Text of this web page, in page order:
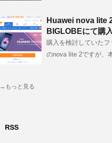
Huawei nova lite
BIGLOBEにて購
購入を検討していたフ
のnova lite 2ですが、
→もっと見る
RSS